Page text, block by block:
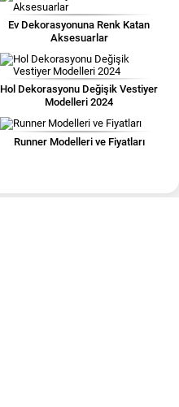
Ev Dekorasyonuna Renk Katan
Aksesuarlar
Hol Dekorasyonu Değişik Vestiyer
Modelleri 2024
Runner Modelleri ve Fiyatları